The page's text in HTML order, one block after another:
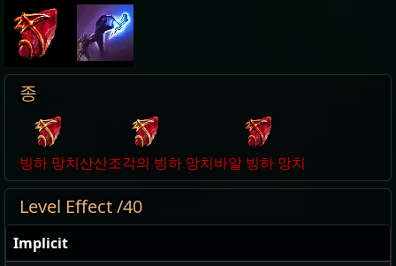
종
빙하 망치산산조각의 빙하 망치바알 빙하 망치
Level Effect /40
Implicit